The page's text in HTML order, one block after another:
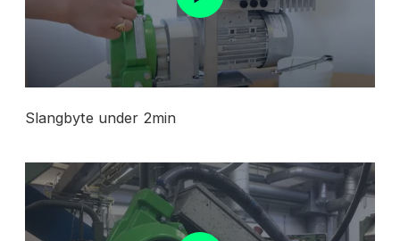
Slangbyte under 2min